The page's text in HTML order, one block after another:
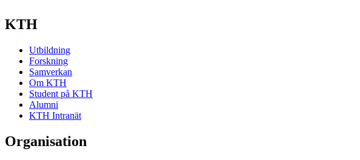
KTH
Utbildning
Forskning
Samverkan
Om KTH
Student på KTH
Alumni
KTH Intranät
Organisation